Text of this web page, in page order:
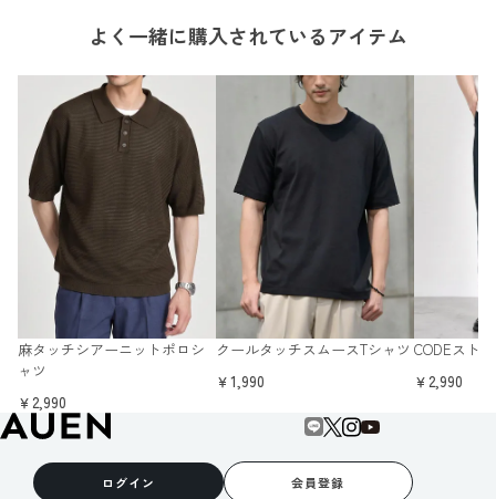
よく一緒に購入されているアイテム
麻タッチシアーニットポロシ
ャツ
￥2,990
クールタッチスムースTシャツ
￥1,990
CODEスト
￥2,990
ログイン 会員登録